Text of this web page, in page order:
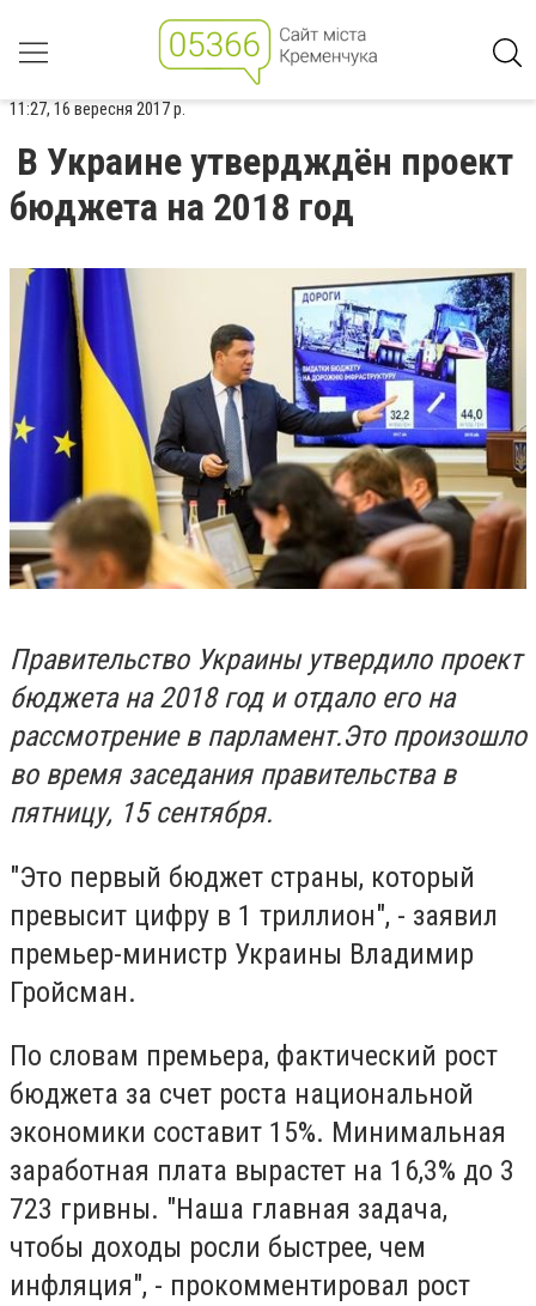
11:27, 16 вересня 2017 р.
В Украине утвердждён проект
бюджета на 2018 год
Правительство Украины утвердило проект
бюджета на 2018 год и отдало его на
рассмотрение в парламент.Это произошло
во время заседания правительства в
пятницу, 15 сентября.
"Это первый бюджет страны, который
превысит цифру в 1 триллион", - заявил
премьер-министр Украины Владимир
Гройсман.
По словам премьера, фактический рост
бюджета за счет роста национальной
экономики составит 15%. Минимальная
заработная плата вырастет на 16,3% до 3
723 гривны. "Наша главная задача,
чтобы доходы росли быстрее, чем
инфляция", - прокомментировал рост